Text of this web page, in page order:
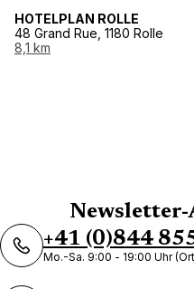
HOTELPLAN ROLLE
48 Grand Rue, 1180 Rolle
8,1 km
Newsletter-
+41 (0)844
Mo.-Sa. 9:00 - 19:00 Uhr